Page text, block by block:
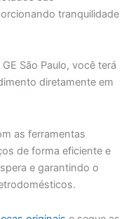
tranquilidade
São Paulo, você terá
diretamente em
as ferramentas
de forma eficiente e
e garantindo o